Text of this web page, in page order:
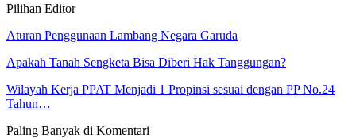
Pilihan Editor
Aturan Penggunaan Lambang Negara Garuda
Apakah Tanah Sengketa Bisa Diberi Hak Tanggungan?
Wilayah Kerja PPAT Menjadi 1 Propinsi sesuai dengan PP No.24
Tahun…
Paling Banyak di Komentari